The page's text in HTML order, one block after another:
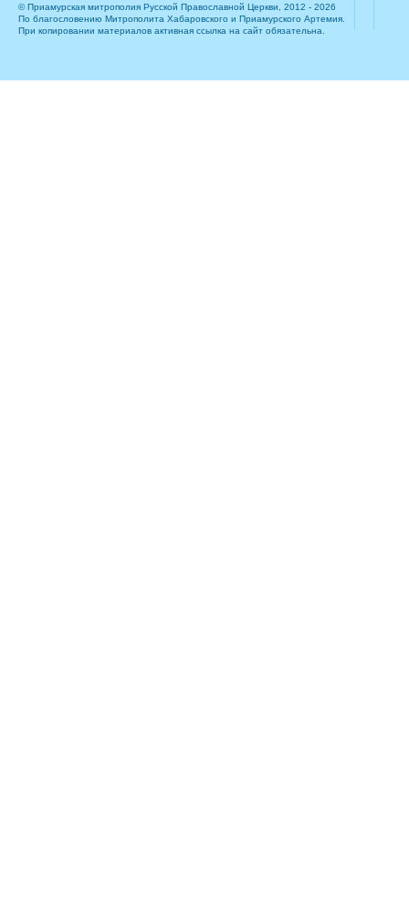
© Приамурская митрополия Русской Православной Церкви, 2012 - 2026
По благословению Митрополита Хабаровского и Приамурского Артемия.
При копировании материалов активная ссылка на сайт обязательна.